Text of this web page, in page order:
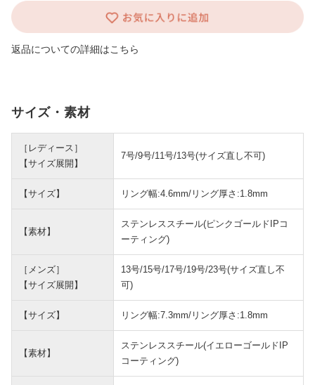
返品についての詳細はこちら
サイズ・素材
［レディース］
【サイズ展開】
7号/9号/11号/13号(サイズ直し不可)
【サイズ】 リング幅:4.6mm/リング厚さ:1.8mm
【素材】
ステンレススチール(ピンクゴールドIPコ
ーティング)
［メンズ］
【サイズ展開】
13号/15号/17号/19号/23号(サイズ直し不
可)
【サイズ】 リング幅:7.3mm/リング厚さ:1.8mm
【素材】
ステンレススチール(イエローゴールドIP
コーティング)